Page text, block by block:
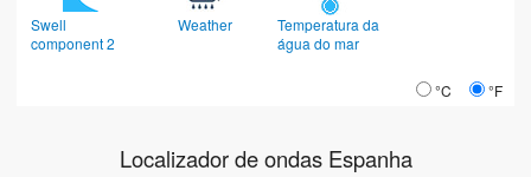
Swell
component 2
Weather
Temperatura da
água do mar
°C °F
Localizador de ondas Espanha